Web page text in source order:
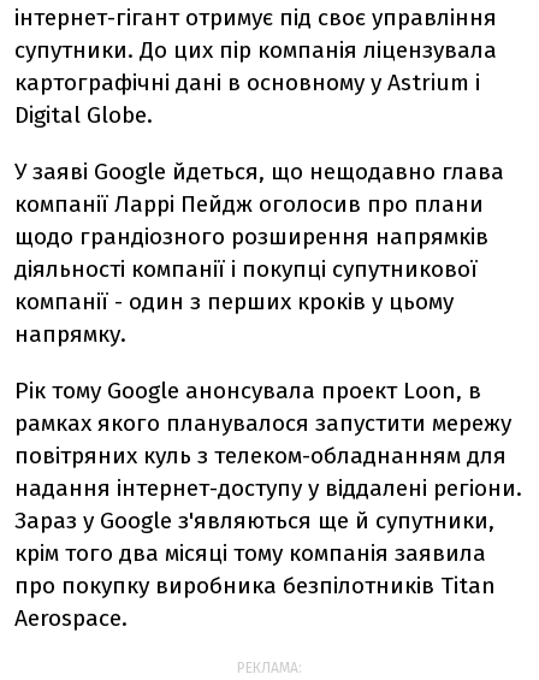
інтернет-гігант отримує під своє управління
супутники. До цих пір компанія ліцензувала
картографічні дані в основному у Astrium і
Digital Globe.
У заяві Google йдеться, що нещодавно глава
компанії Ларрі Пейдж оголосив про плани
щодо грандіозного розширення напрямків
діяльності компанії і покупці супутникової
компанії - один з перших кроків у цьому
напрямку.
Рік тому Google анонсувала проект Loon, в
рамках якого планувалося запустити мережу
повітряних куль з телеком-обладнанням для
надання інтернет-доступу у віддалені регіони.
Зараз у Google з'являються ще й супутники,
крім того два місяці тому компанія заявила
про покупку виробника безпілотників Titan
Aerospace.
РЕКЛАМА: